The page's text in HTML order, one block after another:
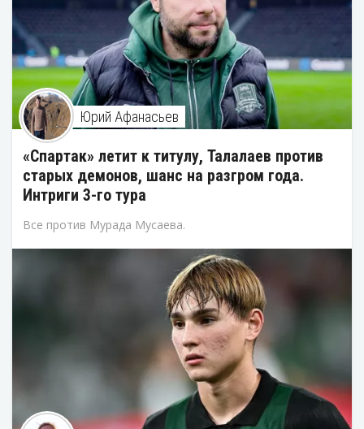
Юрий Афанасьев
«Спартак» летит к титулу, Талалаев против
старых демонов, шанс на разгром года.
Интриги 3-го тура
Все против Мурада Мусаева.